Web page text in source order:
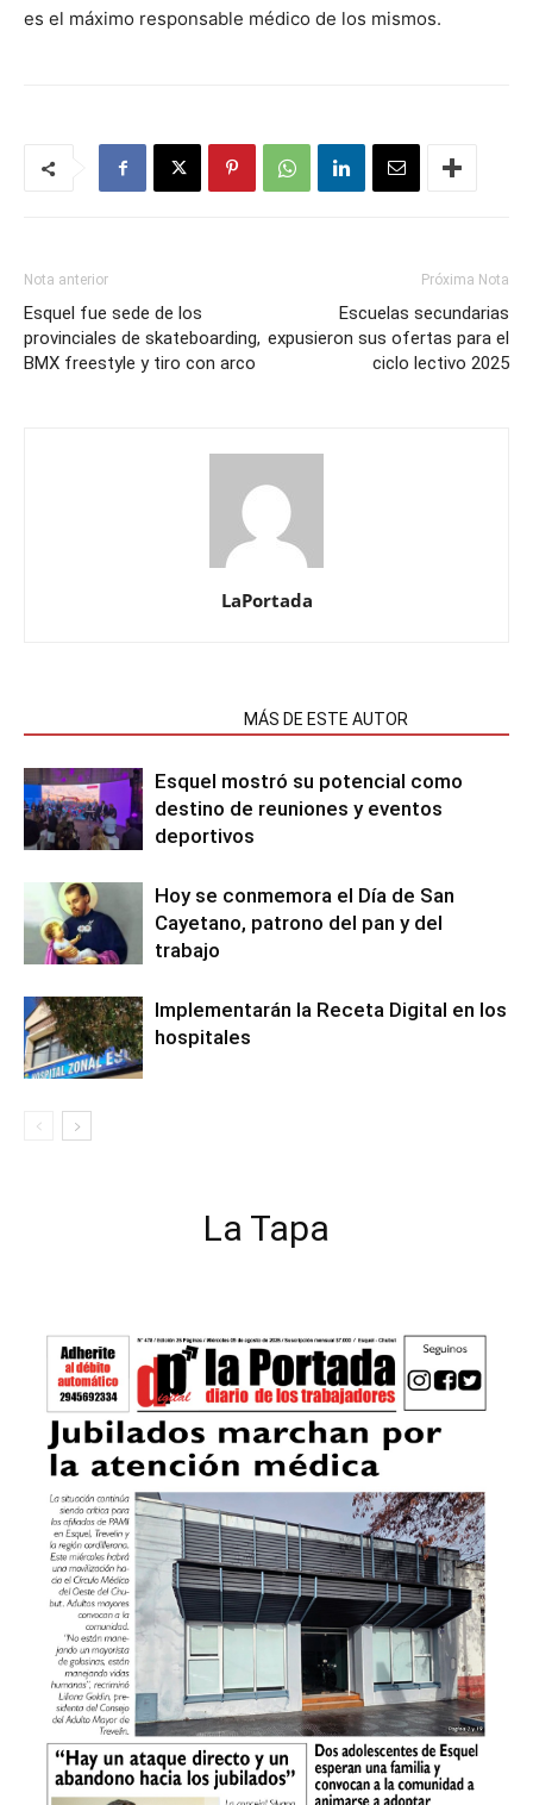
es el máximo responsable médico de los mismos.
Nota anterior
Esquel fue sede de los
provinciales de skateboarding,
BMX freestyle y tiro con arco
Próxima Nota
Escuelas secundarias
expusieron sus ofertas para el
ciclo lectivo 2025
LaPortada
MÁS DE ESTE AUTOR
Esquel mostró su potencial como
destino de reuniones y eventos
deportivos
Hoy se conmemora el Día de San
Cayetano, patrono del pan y del
trabajo
Implementarán la Receta Digital en los
hospitales
La Tapa